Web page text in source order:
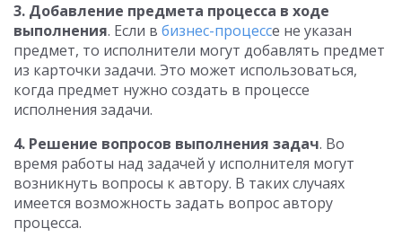
3. Добавление предмета процесса в ходе
выполнения. Если в бизнес-процессе не указан
предмет, то исполнители могут добавлять предмет
из карточки задачи. Это может использоваться,
когда предмет нужно создать в процессе
исполнения задачи.
4. Решение вопросов выполнения задач. Во
время работы над задачей у исполнителя могут
возникнуть вопросы к автору. В таких случаях
имеется возможность задать вопрос автору
процесса.